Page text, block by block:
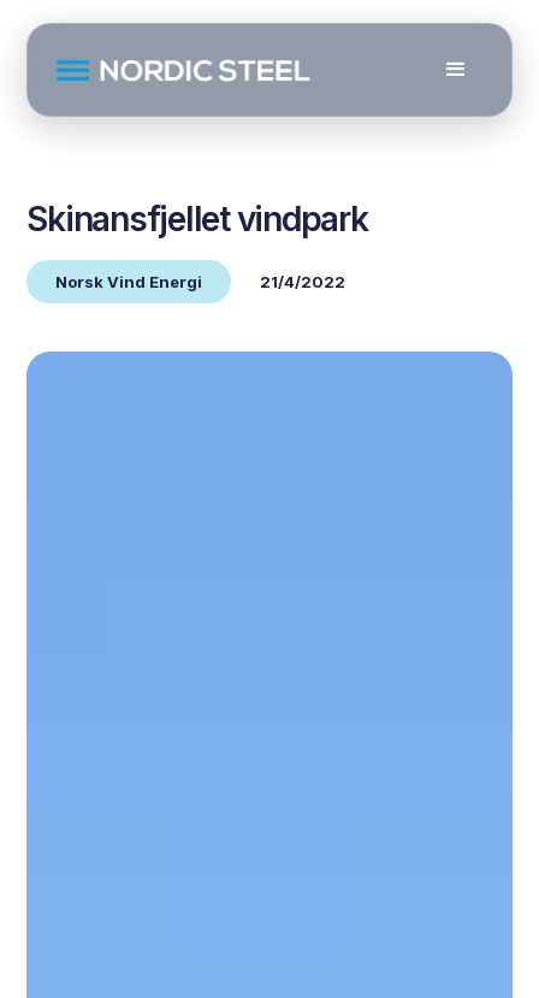
Skinansfjellet vindpark
Norsk Vind Energi 21/4/2022